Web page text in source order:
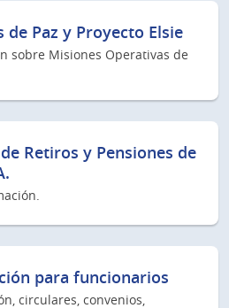
de Paz y Proyecto Elsie
sobre Misiones Operativas de
Retiros y Pensiones de
para funcionarios
circulares, convenios,